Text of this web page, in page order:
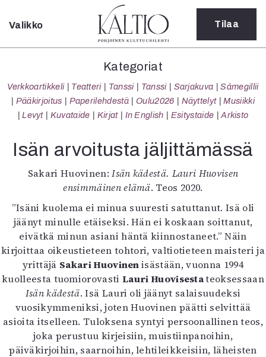
Sulje
Kategoriat
Verkkoartikkeli
Teatteri
Tanssi
Sarjakuva
Sámegillii
Pääkirjoitus
Paperilehdestä
Näyttelyt
Musiikki
Levyt
Kuvataide
Kirjat
In English
Esitystaide
Arkisto
Lehdet
Valikko Tilaa
Kategoriat
Verkkoartikkeli Teatteri Tanssi Tanssi Sarjakuva
Sámegillii
Pääkirjoitus
Paperilehdestä Oulu2026 Näyttelyt
Musiikki
Levyt
Kuvataide Kirjat In English Esitystaide Arkisto
Isän arvoitusta jäljittämässä
Sakari Huovinen:Isän kädestä. Lauri Huovisen
ensimmäinen elämä. Teos 2020.
”Isäni kuolema ei minua suuresti satuttanut. Isä oli
jäänyt minulle etäiseksi. Hän ei koskaan soittanut,
eivätkä minun asiani häntä kiinnostaneet.” Näin
kirjoittaa oikeustieteen tohtori, valtiotieteen maisteri ja
yrittäjä Sakari Huovinenisästään, vuonna 1994
kuolleesta tuomiorovastiLauri Huovisestateoksessaan
Isän kädestä. Isä Lauri oli jäänyt salaisuudeksi
vuosikymmeniksi, joten Huovinen päätti selvittää
asioita itselleen. Tuloksena syntyi persoonallinen teos,
joka perustuu kirjeisiin, muistiinpanoihin,
päiväkirjoihin, saarnoihin, lehtileikkeisiin, läheisten